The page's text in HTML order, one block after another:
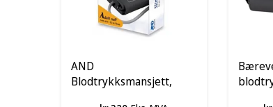
AND
Blodtrykksmansjett,